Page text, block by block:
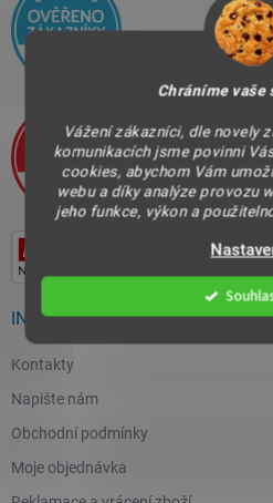
Chráníme vaše
Vážení zákazníci, dle novely
komunikacích jsme povinni
cookies, abychom Vám
webu a díky analýze provozu
jeho funkce, výkon a
INFORMACE PRO VÁS
Kontakty
Napište nám
Obchodní podmínky
Moje objednávka